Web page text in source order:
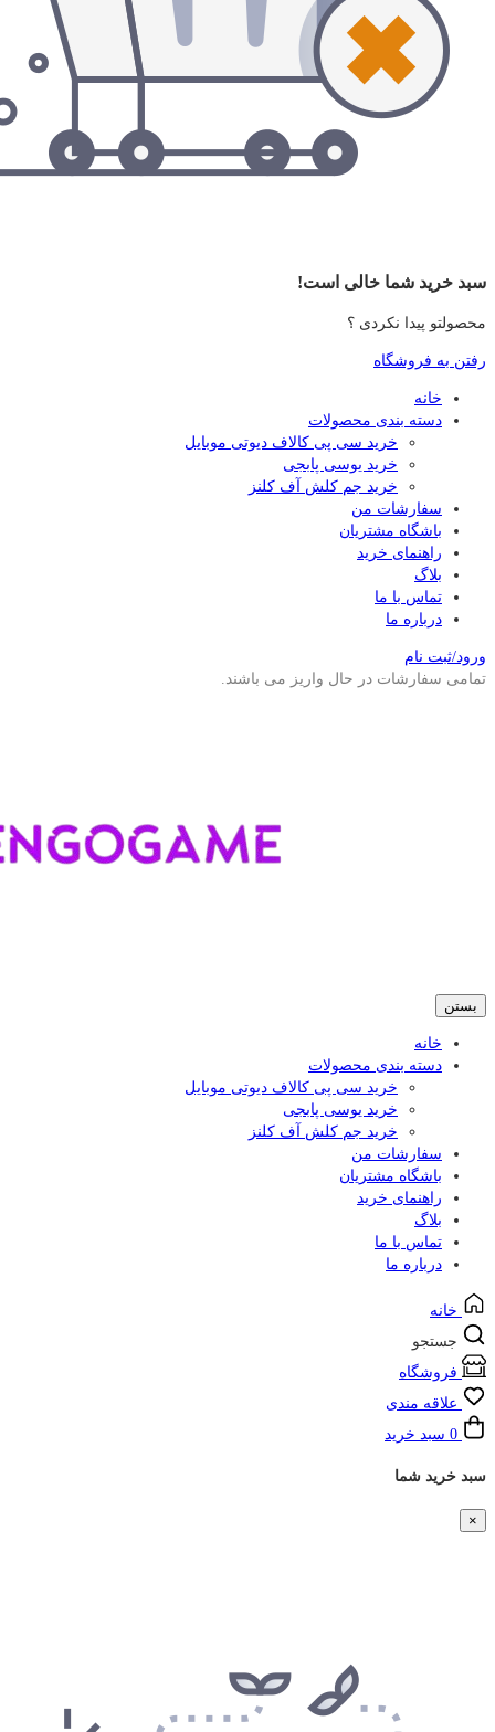
سبد خرید شما خالی است!
محصولتو پیدا نکردی ؟
رفتن به فروشگاه
خانه
دسته بندی محصولات
خرید سی پی کالاف دیوتی موبایل
خرید یوسی پابجی
خرید جم کلش آف کلنز
سفارشات من
باشگاه مشتریان
راهنمای خرید
بلاگ
تماس با ما
درباره ما
ورود/ثبت نام
تمامی سفارشات در حال واریز می باشند.
بستن
خانه
دسته بندی محصولات
خرید سی پی کالاف دیوتی موبایل
خرید یوسی پابجی
خرید جم کلش آف کلنز
سفارشات من
باشگاه مشتریان
راهنمای خرید
بلاگ
تماس با ما
درباره ما
خانه
جستجو
فروشگاه
علاقه مندی
0 سبد خرید
سبد خرید شما
×